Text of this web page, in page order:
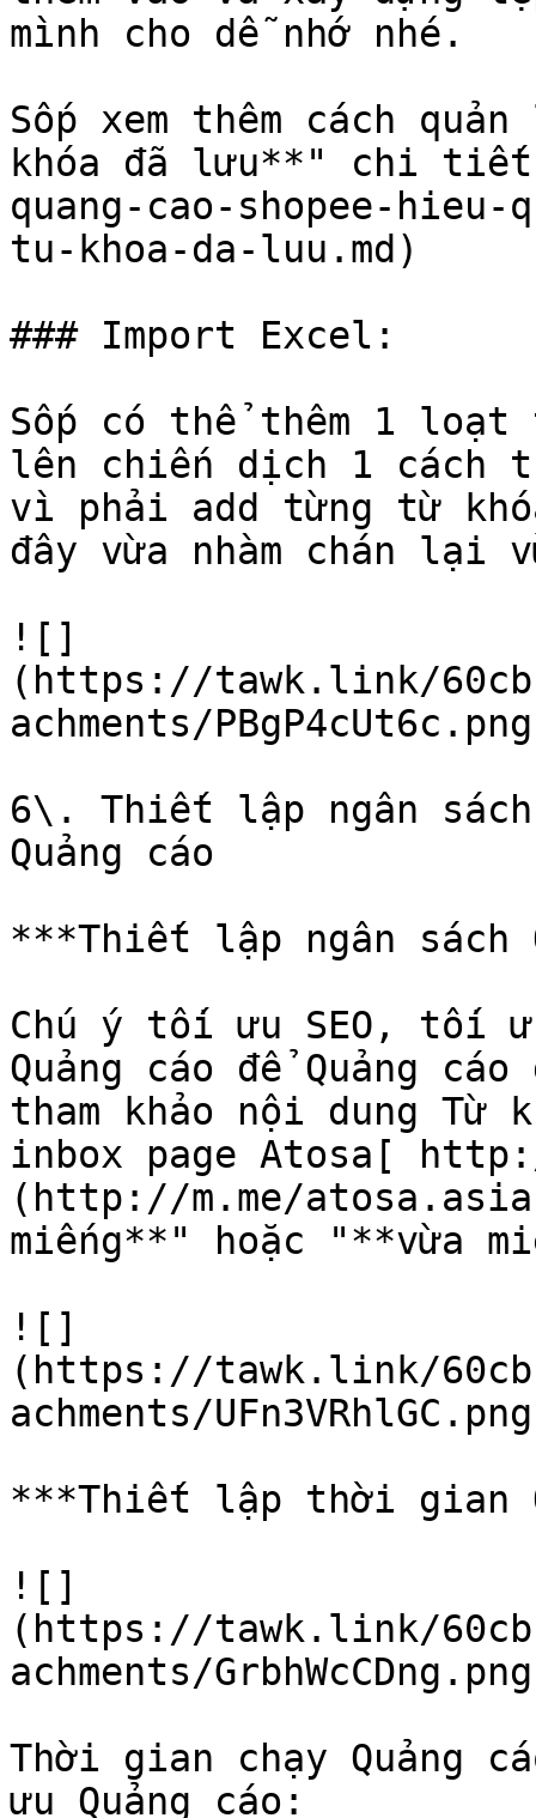
mình cho dễ nhớ nhé.
Sốp xem thêm cách
khóa đã lưu**" chi
quang-cao-shopee-
tu-khoa-da-luu.md)
### Import Excel:
Sốp có thể thêm 1
lên chiến dịch 1 cách
vì phải add từng từ
đây vừa nhàm chán lại
![]
(https://tawk.link/
achments/
6\. Thiết lập ngân
Quảng cáo
***Thiết lập ngân sách
Chú ý tối ưu SEO, tối
Quảng cáo để Quảng
tham khảo nội dung Từ
inbox page Atosa[
(http://m.me/
miếng**" hoặc "**vừa
![]
(https://tawk.link/
achments/
***Thiết lập thời gian
![]
(https://tawk.link/
achments/
Thời gian chạy Quảng
ưu Quảng cáo: